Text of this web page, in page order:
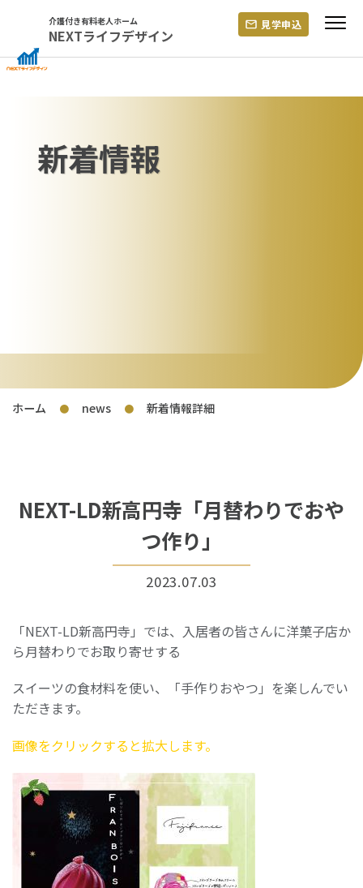
content
介護付き有料老人ホーム
NEXTライフデザイン
見学申込
新着情報
ホーム ● news ● 新着情報詳細
NEXT-LD新高円寺「月替わりでおや
つ作り」
2023.07.03
「NEXT-LD新高円寺」では、入居者の皆さんに洋菓子店か
ら月替わりでお取り寄せする
スイーツの食材料を使い、「手作りおやつ」を楽しんでい
ただきます。
画像をクリックすると拡大します。